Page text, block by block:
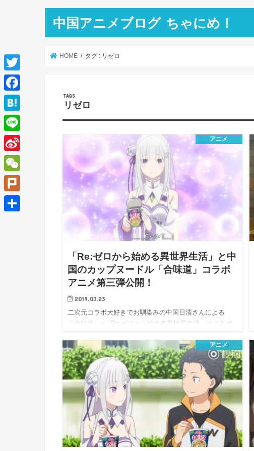
中国アニメブログ ちゃにめ！
HOME タグ : リゼロ
リゼロ
アニメ
「Re:ゼロから始める異世界生活」と中
国のカップヌードル「合味道」コラボ
アニメ第三弾公開！
2019.03.23
二次元コラボ大好きでお馴染みの中国日清さんによる
「合味道」×「Re:ゼロから始める異世界生活」のコラボ
アニメ
T
w
i
t
e
r
F
a
c
e
b
o
o
k
H
a
t
e
a
L
i
n
e
S
i
n
a
W
e
C
P